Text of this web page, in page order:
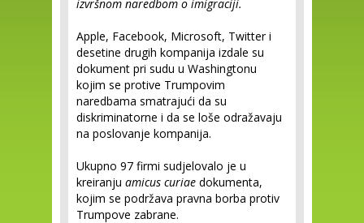
izvršnom naredbom o imigraciji.
Apple, Facebook, Microsoft, Twitter i
desetine drugih kompanija izdale su
dokument pri sudu u Washingtonu
kojim se protive Trumpovim
naredbama smatrajući da su
diskriminatorne i da se loše odražavaju
na poslovanje kompanija.
Ukupno 97 firmi sudjelovalo je u
kreiranju amicus curiae dokumenta,
kojim se podržava pravna borba protiv
Trumpove zabrane.